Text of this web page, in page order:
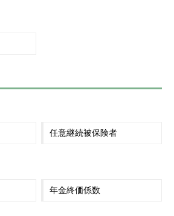
任意継続被保険者
年金終価係数